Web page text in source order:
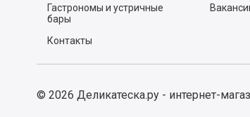
Гастрономы и устричные
бары
Контакты
© 2026 Деликатеска.ру - интернет-